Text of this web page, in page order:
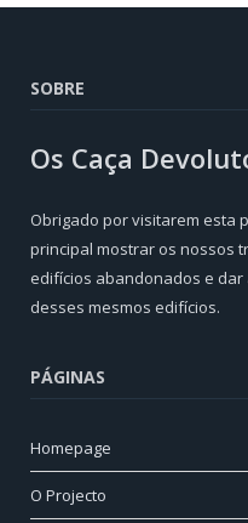
SOBRE
Os Caça
Obrigado por visitarem esta
principal mostrar os nossos
edifícios abandonados e
desses mesmos edifícios.
PÁGINAS
Homepage
O Projecto